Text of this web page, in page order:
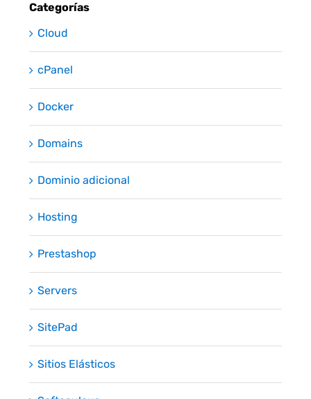
Categorías
Cloud
cPanel
Docker
Domains
Dominio adicional
Hosting
Prestashop
Servers
SitePad
Sitios Elásticos